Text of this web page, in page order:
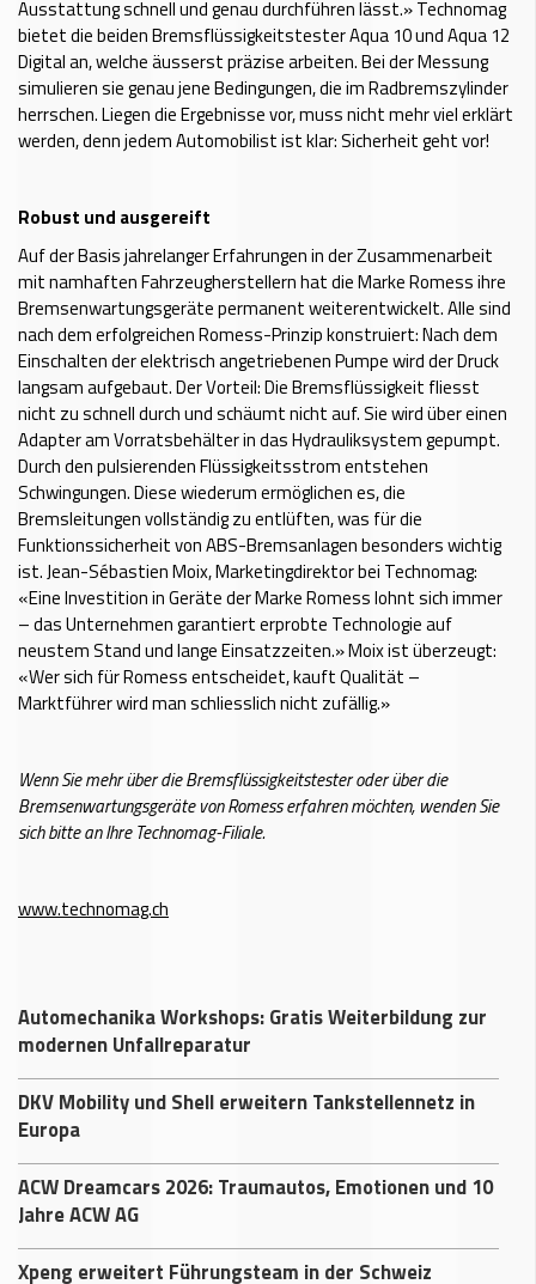
Ausstattung schnell und genau durchführen lässt.» Technomag
bietet die beiden Bremsflüssigkeitstester Aqua 10 und Aqua 12
Digital an, welche äusserst präzise arbeiten. Bei der Messung
simulieren sie genau jene Bedingungen, die im Radbremszylinder
herrschen. Liegen die Ergebnisse vor, muss nicht mehr viel erklärt
werden, denn jedem Automobilist ist klar: Sicherheit geht vor!
Robust und ausgereift
Auf der Basis jahrelanger Erfahrungen in der Zusammenarbeit
mit namhaften Fahrzeugherstellern hat die Marke Romess ihre
Bremsenwartungsgeräte permanent weiterentwickelt. Alle sind
nach dem erfolgreichen Romess-Prinzip kon­st­ruiert: Nach dem
Einschalten der elektrisch angetriebenen Pumpe wird der Druck
langsam aufgebaut. Der Vorteil: Die Bremsflüssigkeit fliesst
nicht zu schnell durch und schäumt nicht auf. Sie wird über einen
Adapter am Vorratsbehälter in das Hydrauliksystem gepumpt.
Durch den pulsierenden Flüssigkeitsstrom entstehen
Schwingungen. Diese wiederum ermöglichen es, die
Bremsleitungen vollständig zu entlüften, was für die
Funktionssicherheit von ABS-Bremsanlagen besonders wichtig
ist. Jean-Sébastien Moix, Marketingdirektor bei Technomag:
«Eine Investition in Geräte der Marke Romess lohnt sich immer
– das Unternehmen garantiert erprobte Technologie auf
neustem Stand und lange Einsatzzeiten.» Moix ist überzeugt:
«Wer sich für Romess entscheidet, kauft Qualität –
Marktführer wird man schliesslich nicht zufällig.»
Wenn Sie mehr über die Bremsflüssigkeitstester oder über die
Bremsenwartungsgeräte von Romess erfahren möchten, wenden Sie
sich bitte an Ihre Technomag-Filiale.
www.technomag.ch
Automechanika Workshops: Gratis Weiterbildung zur
modernen Unfallreparatur
DKV Mobility und Shell erweitern Tankstellennetz in
Europa
ACW Dreamcars 2026: Traumautos, Emotionen und 10
Jahre ACW AG
Xpeng erweitert Führungsteam in der Schweiz